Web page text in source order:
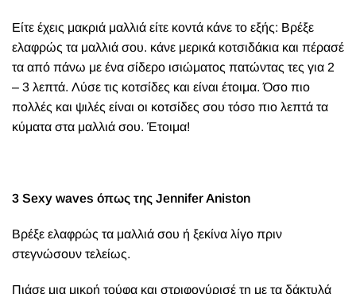
Είτε έχεις μακριά μαλλιά είτε κοντά κάνε το εξής: Βρέξε
ελαφρώς τα μαλλιά σου. κάνε μερικά κοτσιδάκια και πέρασέ
τα από πάνω με ένα σίδερο ισιώματος πατώντας τες για 2
– 3 λεπτά. Λύσε τις κοτσίδες και είναι έτοιμα. Όσο πιο
πολλές και ψιλές είναι οι κοτσίδες σου τόσο πιο λεπτά τα
κύματα στα μαλλιά σου. Έτοιμα!
3 Sexy waves όπως της Jennifer Aniston
Βρέξε ελαφρώς τα μαλλιά σου ή ξεκίνα λίγο πριν
στεγνώσουν τελείως.
Πιάσε μια μικρή τούφα και στριφογύρισέ τη με τα δάκτυλά